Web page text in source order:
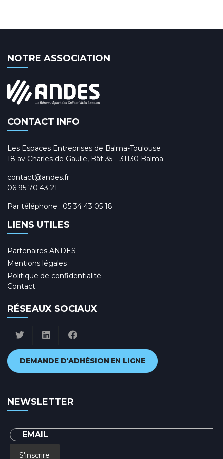
NOTRE ASSOCIATION
CONTACT INFO
Les Espaces Entreprises de Balma-Toulouse
18 av Charles de Gaulle, Bât 35 – 31130 Balma
contact@andes.fr
06 95 70 43 21
Par téléphone : 05 34 43 05 18
LIENS UTILES
Partenaires ANDES
Mentions légales
Politique de confidentialité
Contact
RÉSEAUX SOCIAUX
DEMANDE D'ADHÉSION EN LIGNE
NEWSLETTER
S'inscrire